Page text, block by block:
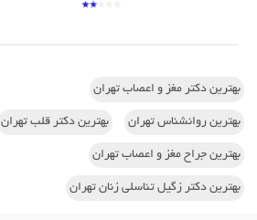
بهترین دکتر مغز و اعصاب تهران
بهترین روانشناس تهران بهترین دکتر قلب تهران
بهترین جراح مغز و اعصاب تهران
بهترین دکتر زگیل تناسلی زنان تهران